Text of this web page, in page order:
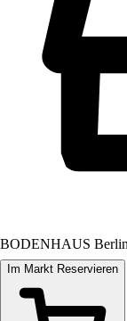
BODENHAUS
Im Markt Reservieren